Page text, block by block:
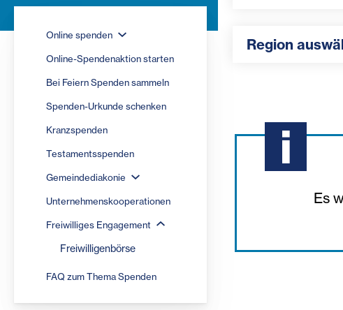
Online spenden
Online-Spendenaktion starten
Bei Feiern Spenden sammeln
Spenden-Urkunde schenken
Kranzspenden
Testamentsspenden
Gemeindediakonie
Unternehmenskooperationen
Freiwilliges Engagement
Freiwilligenbörse
FAQ zum Thema Spenden
Region auswählen
Region
Es